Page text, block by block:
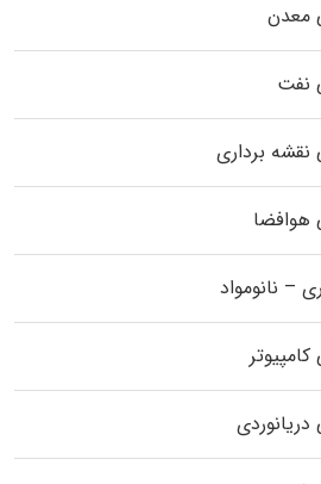
معدن
نفت
برداری
هوافضا
– نانومواد